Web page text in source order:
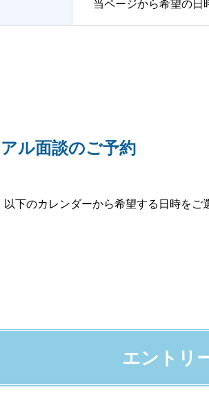
当ページから希望の日
ル面談のご予約
以下のカレンダーから希望する日時をご
エントリ